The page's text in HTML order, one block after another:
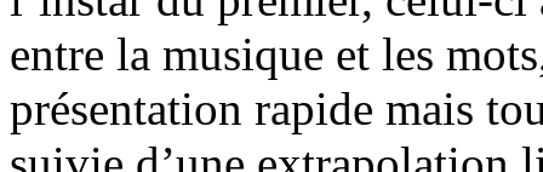
entre la musique et les
présentation rapide mais